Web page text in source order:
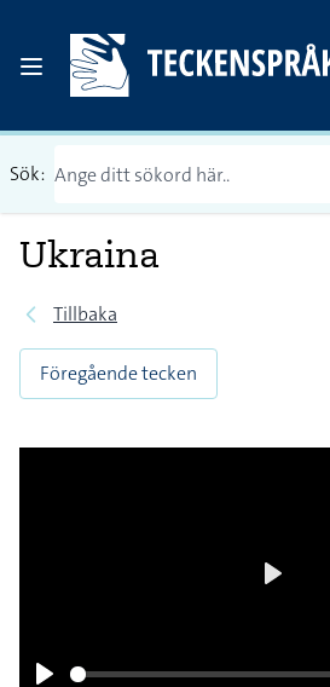
Sök:
Ukraina
Tillbaka
Föregående tecken